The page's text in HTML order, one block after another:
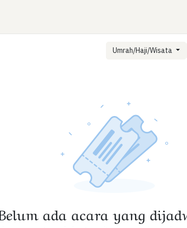
Umrah/Haji/Wisata
ada acara yang